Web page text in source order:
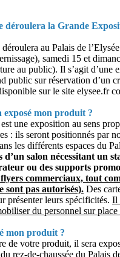
déroulera la Grande
au Palais de
samedi 15 et
au public). Il s’agit d’une
public sur réservation d’un
sur le site elysee.fr
exposé mon produit ?
une exposition au sens
: ils seront positionnés par
les différents espaces du
d’un salon nécessitant un
ou des supports
commerciaux, tout
sont pas autorisés). Des
présenter leurs spécificités. Il
du personnel sur
mon produit ?
de votre produit, il sera
rez-de-chaussée du Palais